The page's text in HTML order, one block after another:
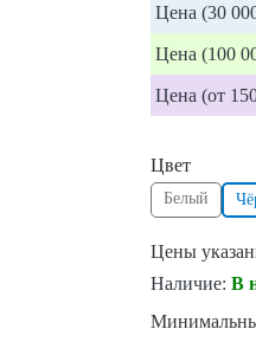
Цена (30
Цена (100
Цена (от
Цвет
Белый
Цены
Наличие: В